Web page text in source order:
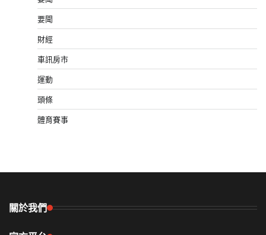
要聞
財經
車訊房市
運動
頭條
體育賽事
關於我們